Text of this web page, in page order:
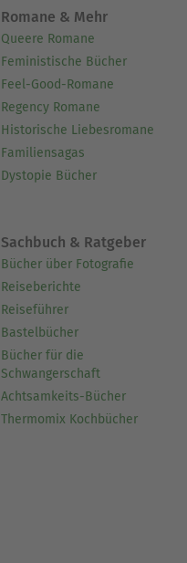
Romane & Mehr
Queere Romane
Feministische Bücher
Feel-Good-Romane
Regency Romane
Historische Liebesromane
Familiensagas
Dystopie Bücher
Sachbuch & Ratgeber
Bücher über Fotografie
Reiseberichte
Reiseführer
Bastelbücher
Bücher für die
Schwangerschaft
Achtsamkeits-Bücher
Thermomix Kochbücher